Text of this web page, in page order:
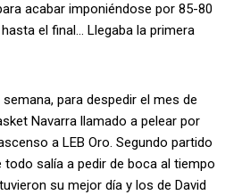
acabar imponiéndose por 85-80
el final… Llegaba la primera
para despedir el mes de
Navarra llamado a pelear por
a LEB Oro. Segundo partido
salía a pedir de boca al tiempo
su mejor día y los de David